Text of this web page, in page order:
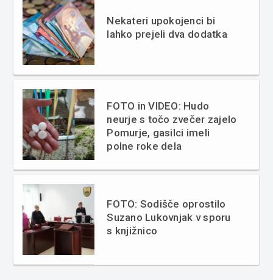
Nekateri upokojenci bi
lahko prejeli dva dodatka
FOTO in VIDEO: Hudo
neurje s točo zvečer zajelo
Pomurje, gasilci imeli
polne roke dela
FOTO: Sodišče oprostilo
Suzano Lukovnjak v sporu
s knjižnico